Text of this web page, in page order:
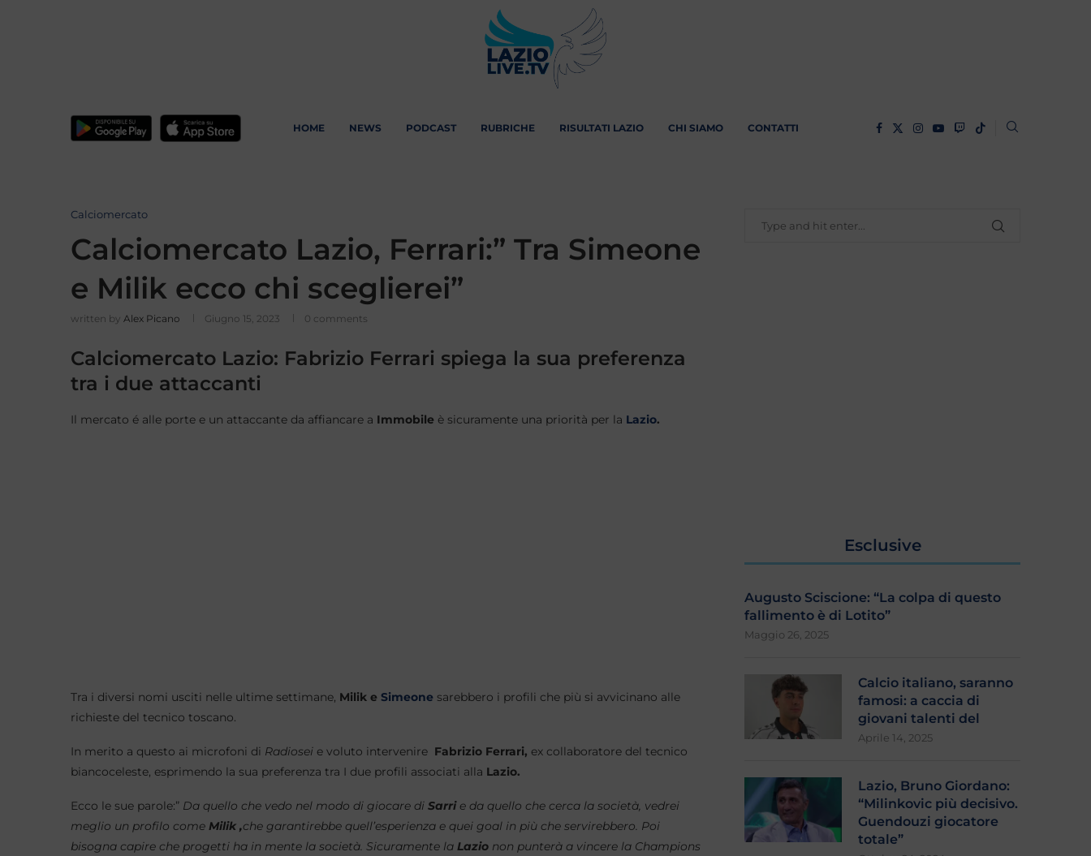
HOME NEWS PODCAST RUBRICHE RISULTATI LAZIO CHI SIAMO CONTATTI
Calciomercato
Calciomercato Lazio, Ferrari:” Tra Simeone
e Milik ecco chi sceglierei”
written by Alex Picano Giugno 15, 2023 0 comments
Calciomercato Lazio: Fabrizio Ferrari spiega la sua preferenza
tra i due attaccanti
Il mercato é alle porte e un attaccante da affiancare a Immobile è sicuramente una priorità per la Lazio.
Tra i diversi nomi usciti nelle ultime settimane, Milik e Simeone sarebbero i profili che più si avvicinano alle
richieste del tecnico toscano.
In merito a questo ai microfoni di Radiosei e voluto intervenire Fabrizio Ferrari, ex collaboratore del tecnico
biancoceleste, esprimendo la sua preferenza tra I due profili associati alla Lazio.
Ecco le sue parole:” Da quello che vedo nel modo di giocare di Sarri e da quello che cerca la società, vedrei
meglio un profilo come Milik ,che garantirebbe quell’esperienza e quei goal in più che servirebbero. Poi
bisogna capire che progetti ha in mente la società. Sicuramente la Lazio non punterà a vincere la Champions
Esclusive
Augusto Sciscione: “La colpa di questo
fallimento è di Lotito”
Maggio 26, 2025
Calcio italiano, saranno
famosi: a caccia di
giovani talenti del
Aprile 14, 2025
Lazio, Bruno Giordano:
“Milinkovic più decisivo.
Guendouzi giocatore
totale”